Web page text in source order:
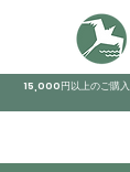
15,000円以上のご購入